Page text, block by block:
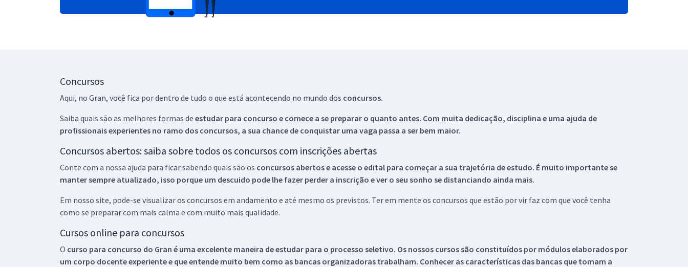
Concursos
Aqui, no Gran, você fica por dentro de tudo o que está acontecendo no mundo dos concursos.
Saiba quais são as melhores formas de estudar para concurso e comece a se preparar o quanto antes. Com muita dedicação, disciplina e uma ajuda de
profissionais experientes no ramo dos concursos, a sua chance de conquistar uma vaga passa a ser bem maior.
Concursos abertos: saiba sobre todos os concursos com inscrições abertas
Conte com a nossa ajuda para ficar sabendo quais são os concursos abertos e acesse o edital para começar a sua trajetória de estudo. É muito importante se
manter sempre atualizado, isso porque um descuido pode lhe fazer perder a inscrição e ver o seu sonho se distanciando ainda mais.
Em nosso site, pode-se visualizar os concursos em andamento e até mesmo os previstos. Ter em mente os concursos que estão por vir faz com que você tenha
como se preparar com mais calma e com muito mais qualidade.
Cursos online para concursos
O curso para concurso do Gran é uma excelente maneira de estudar para o processo seletivo. Os nossos cursos são constituídos por módulos elaborados por
um corpo docente experiente e que entende muito bem como as bancas organizadoras trabalham. Conhecer as características das bancas que tomam a